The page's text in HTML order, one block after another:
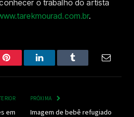
o trabalho do artista
.
Pinterest LinkedInTumblr Email
em
PRÓXIMA
Imagem de bebê refugiado